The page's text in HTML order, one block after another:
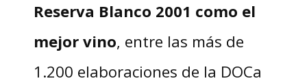
Reserva Blanco 2001 como el
mejor vino, entre las más de
1.200 elaboraciones de la DOCa